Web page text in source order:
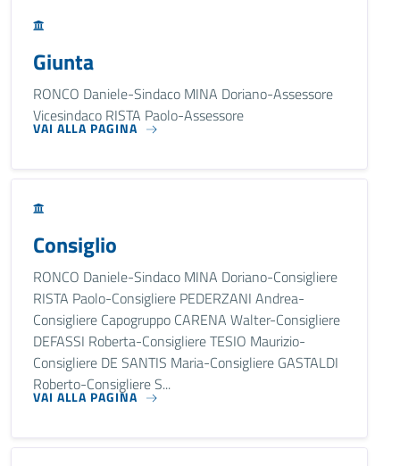
Giunta
RONCO Daniele-Sindaco MINA Doriano-Assessore
Vicesindaco RISTA Paolo-Assessore
VAI ALLA PAGINA
Consiglio
RONCO Daniele-Sindaco MINA Doriano-Consigliere
RISTA Paolo-Consigliere PEDERZANI Andrea-
Consigliere Capogruppo CARENA Walter-Consigliere
DEFASSI Roberta-Consigliere TESIO Maurizio-
Consigliere DE SANTIS Maria-Consigliere GASTALDI
Roberto-Consigliere S...
VAI ALLA PAGINA